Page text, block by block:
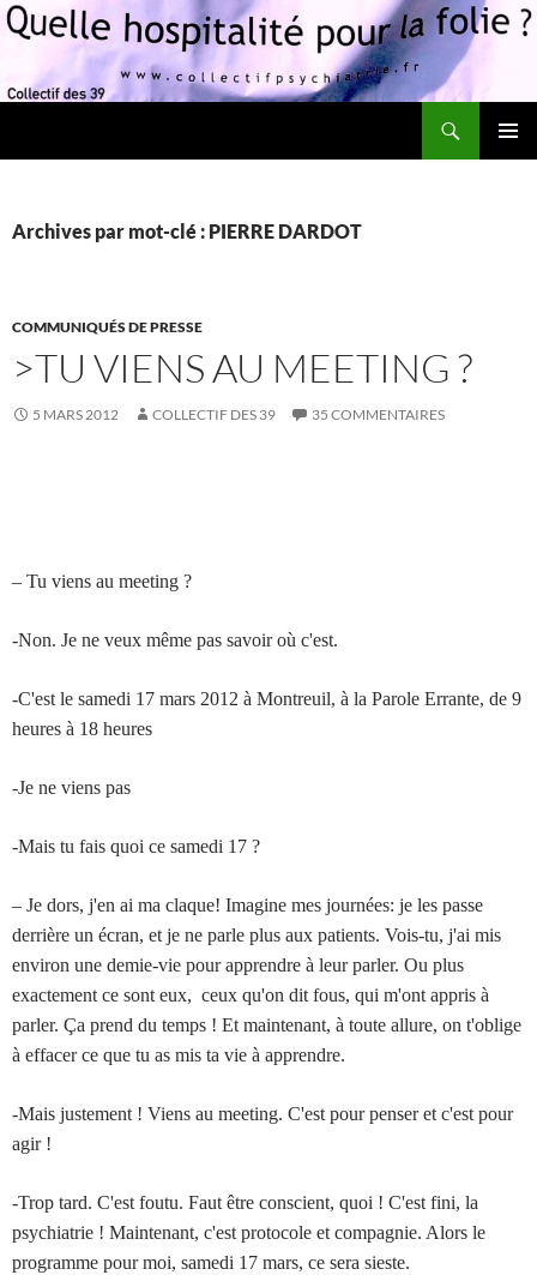
Archives par mot-clé : PIERRE DARDOT
COMMUNIQUÉS DE PRESSE
>TU VIENS AU MEETING ?
5 MARS 2012 COLLECTIF DES 39 35 COMMENTAIRES
– Tu viens au meeting ?
-Non. Je ne veux même pas savoir où c'est.
-C'est le samedi 17 mars 2012 à Montreuil, à la Parole Errante, de 9
heures à 18 heures
-Je ne viens pas
-Mais tu fais quoi ce samedi 17 ?
– Je dors, j'en ai ma claque! Imagine mes journées: je les passe
derrière un écran, et je ne parle plus aux patients. Vois-tu, j'ai mis
environ une demie-vie pour apprendre à leur parler. Ou plus
exactement ce sont eux, ceux qu'on dit fous, qui m'ont appris à
parler. Ça prend du temps ! Et maintenant, à toute allure, on t'oblige
à effacer ce que tu as mis ta vie à apprendre.
-Mais justement ! Viens au meeting. C'est pour penser et c'est pour
agir !
-Trop tard. C'est foutu. Faut être conscient, quoi ! C'est fini, la
psychiatrie ! Maintenant, c'est protocole et compagnie. Alors le
programme pour moi, samedi 17 mars, ce sera sieste.